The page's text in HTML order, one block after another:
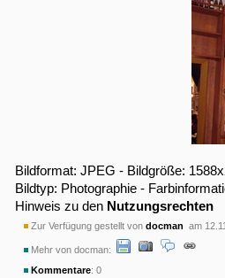
Bildformat: JPEG - Bildgröße:
Bildtyp: Photographie -
Hinweis zu den Nutzungsrechten
Zur Verfügung gestellt von docman am
Mehr von docman:
Kommentare: 0